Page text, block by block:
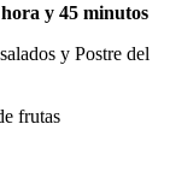
y 45 minutos
y Postre del
frutas